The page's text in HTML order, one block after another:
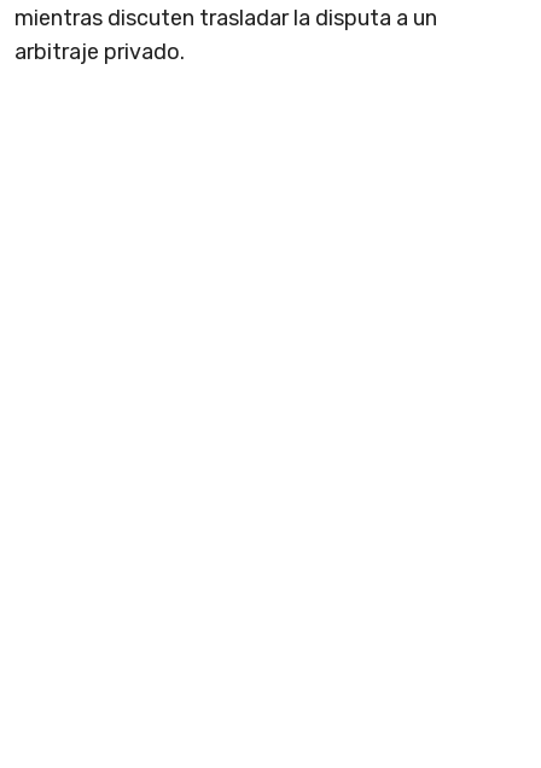
mientras discuten trasladar la disputa a un
arbitraje privado.